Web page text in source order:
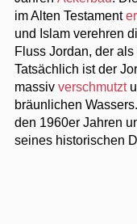
im Alten Testament
und Islam verehren
Fluss Jordan, der
Tatsächlich ist der
massiv verschmutzt
bräunlichen
den 1960er Jahren
seines historischen